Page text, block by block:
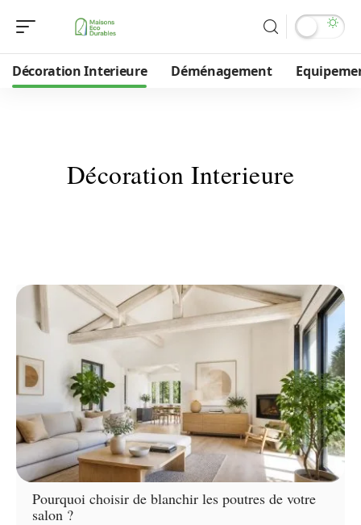
Décoration Interieure Déménagement
Décoration Interieure
Pourquoi choisir de blanchir les poutres de votre
salon ?